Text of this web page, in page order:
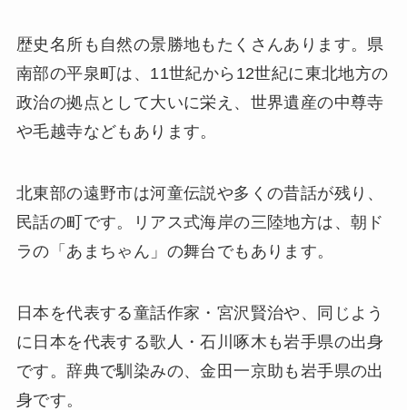
歴史名所も自然の景勝地もたくさんあります。県
南部の平泉町は、11世紀から12世紀に東北地方の
政治の拠点として大いに栄え、世界遺産の中尊寺
や毛越寺などもあります。
北東部の遠野市は河童伝説や多くの昔話が残り、
民話の町です。リアス式海岸の三陸地方は、朝ド
ラの「あまちゃん」の舞台でもあります。
日本を代表する童話作家・宮沢賢治や、同じよう
に日本を代表する歌人・石川啄木も岩手県の出身
です。辞典で馴染みの、金田一京助も岩手県の出
身です。